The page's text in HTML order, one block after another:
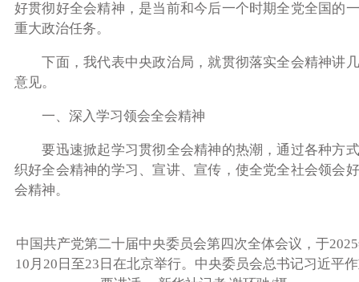
好贯彻好全会精神，是当前和今后一个时期全党全国的
重大政治任务。
下面，我代表中央政治局，就贯彻落实全会精神讲
意见。
一、深入学习领会全会精神
要迅速掀起学习贯彻全会精神的热潮，通过各种方
织好全会精神的学习、宣讲、宣传，使全党全社会领会
会精神。
中国共产党第二十届中央委员会第四次全体会议，于
10月20日至23日在北京举行。中央委员会总书记习近平